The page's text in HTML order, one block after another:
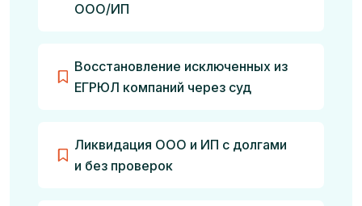
ООО/ИП
Восстановление исключенных из
ЕГРЮЛ компаний через суд
Ликвидация ООО и ИП с долгами
и без проверок